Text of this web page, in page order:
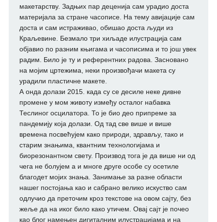
макетарству. Задњих пар деценија сам урадио доста
материјала за стране часописе. На тему авијације сам
доста и сам истраживао, обишао доста људи из
Краљевине. Безмало три хиљаде илустрација сам
објавио по разним књигама и часописима и то још увек
радим. Било је ту и референтних радова. Засновано
на мојим цртежима, неки произвођачи макета су
урадили пластичне макете.
А онда долази 2015. када су се десиле неке дивне
промене у мом животу између осталог набавка
Теслиног осцилатора. То је био део припреме за
пандемију која долази. Од тад све више и више
времена посвећујем како природи, здрављу, тако и
старим знањима, квантним технологијама и
биорезонантном свету. Производ тога је да више ни од
чега не болујем а и многе друге особе су осетиле
благодет мојих знања. Занимање за разне области
нашег постојања као и сабрано велико искуство сам
одлучио да преточим кроз текстове на овом сајту, без
жеље да на иког било како утичем. Овај сајт је почео
као блог намењен дигиталним илустрацијама и на